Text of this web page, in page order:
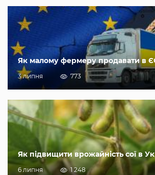
Як малому фермеру продавати в
3 липня 773
Як підвищити врожайність сої в
6 липня 1 248